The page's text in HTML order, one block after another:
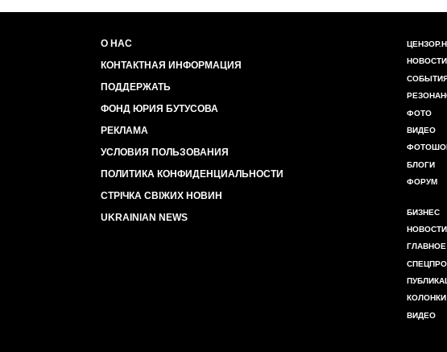
О НАС
КОНТАКТНАЯ ИНФОРМАЦИЯ
ПОДДЕРЖАТЬ
ФОНД ЮРИЯ БУТУСОВА
РЕКЛАМА
УСЛОВИЯ ПОЛЬЗОВАНИЯ
ПОЛИТИКА КОНФИДЕНЦИАЛЬНОСТИ
СТРІЧКА СВІЖИХ НОВИН
UKRAINIAN NEWS
НОВОСТИ
ФОТО
ВИДЕО
БЛОГИ
ФОРУМ
БИЗНЕС
НОВОСТИ
ГЛАВНОЕ
КОЛОНКИ
ВИДЕО